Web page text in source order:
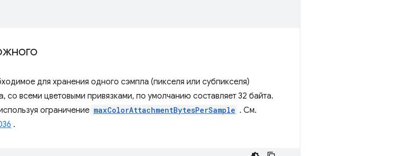
для хранения одного сэмпла (пикселя или субпикселя)
со всеми цветовыми привязками, по умолчанию составляет 32 байта.
ограничение maxColorAttachmentBytesPerSample . См.
.